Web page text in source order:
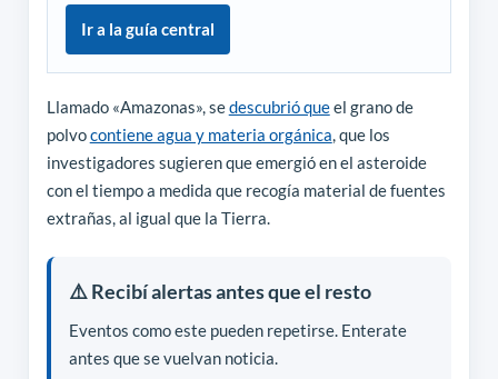
Ir a la guía central
Llamado «Amazonas», sedescubrió queel grano de
polvocontiene agua y materia orgánica, que los
investigadores sugieren que emergió en el asteroide
con el tiempo a medida que recogía material de fuentes
extrañas, al igual que la Tierra.
⚠️ Recibí alertas antes que el resto
Eventos como este pueden repetirse. Enterate
antes que se vuelvan noticia.